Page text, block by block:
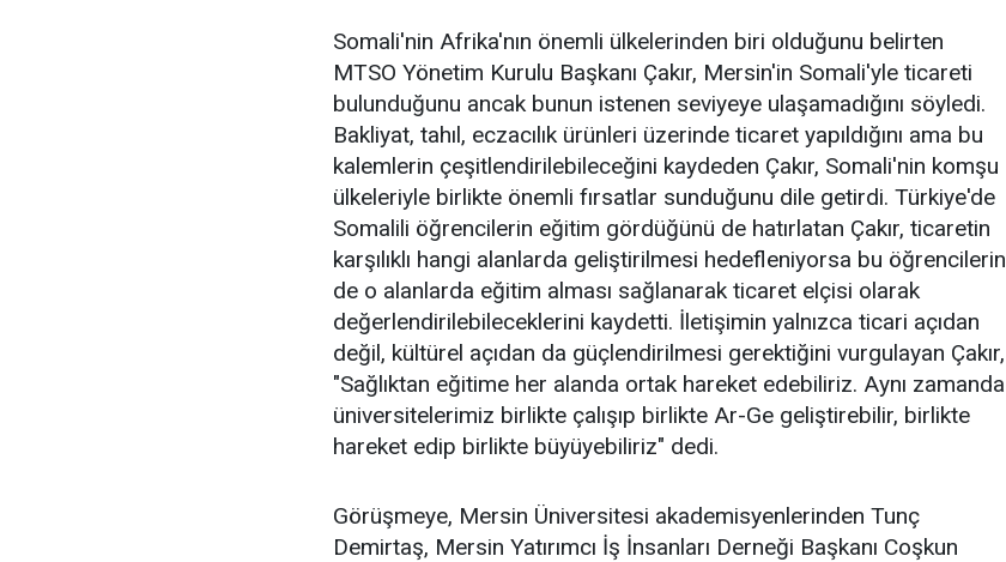
Somali'nin Afrika'nın önemli ülkelerinden biri olduğunu belirten
MTSO Yönetim Kurulu Başkanı Çakır, Mersin'in Somali'yle ticareti
bulunduğunu ancak bunun istenen seviyeye ulaşamadığını söyledi.
Bakliyat, tahıl, eczacılık ürünleri üzerinde ticaret yapıldığını ama bu
kalemlerin çeşitlendirilebileceğini kaydeden Çakır, Somali'nin komşu
ülkeleriyle birlikte önemli fırsatlar sunduğunu dile getirdi. Türkiye'de
Somalili öğrencilerin eğitim gördüğünü de hatırlatan Çakır, ticaretin
karşılıklı hangi alanlarda geliştirilmesi hedefleniyorsa bu öğrencilerin
de o alanlarda eğitim alması sağlanarak ticaret elçisi olarak
değerlendirilebileceklerini kaydetti. İletişimin yalnızca ticari açıdan
değil, kültürel açıdan da güçlendirilmesi gerektiğini vurgulayan Çakır,
"Sağlıktan eğitime her alanda ortak hareket edebiliriz. Aynı zamanda
üniversitelerimiz birlikte çalışıp birlikte Ar-Ge geliştirebilir, birlikte
hareket edip birlikte büyüyebiliriz" dedi.
Görüşmeye, Mersin Üniversitesi akademisyenlerinden Tunç
Demirtaş, Mersin Yatırımcı İş İnsanları Derneği Başkanı Coşkun